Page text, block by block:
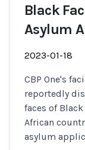
Black
Asylum
2023-01-18
CBP One's
reportedly
faces of
African
asylum